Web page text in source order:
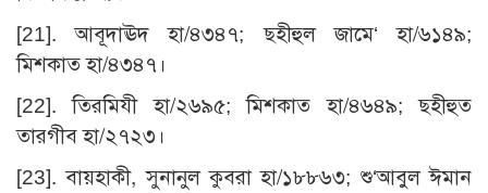
[21]. আবূদাঊদ হা/৪৩৪৭; ছহীহুল জামে‘ হা/৬১৪৯;
মিশকাত হা/৪৩৪৭।
[22]. তিরমিযী হা/২৬৯৫; মিশকাত হা/৪৬৪৯; ছহীহুত
তারগীব হা/২৭২৩।
[23]. বায়হাকী, সুনানুল কুবরা হা/১৮৮৬৩; শু‘আবুল ঈমান